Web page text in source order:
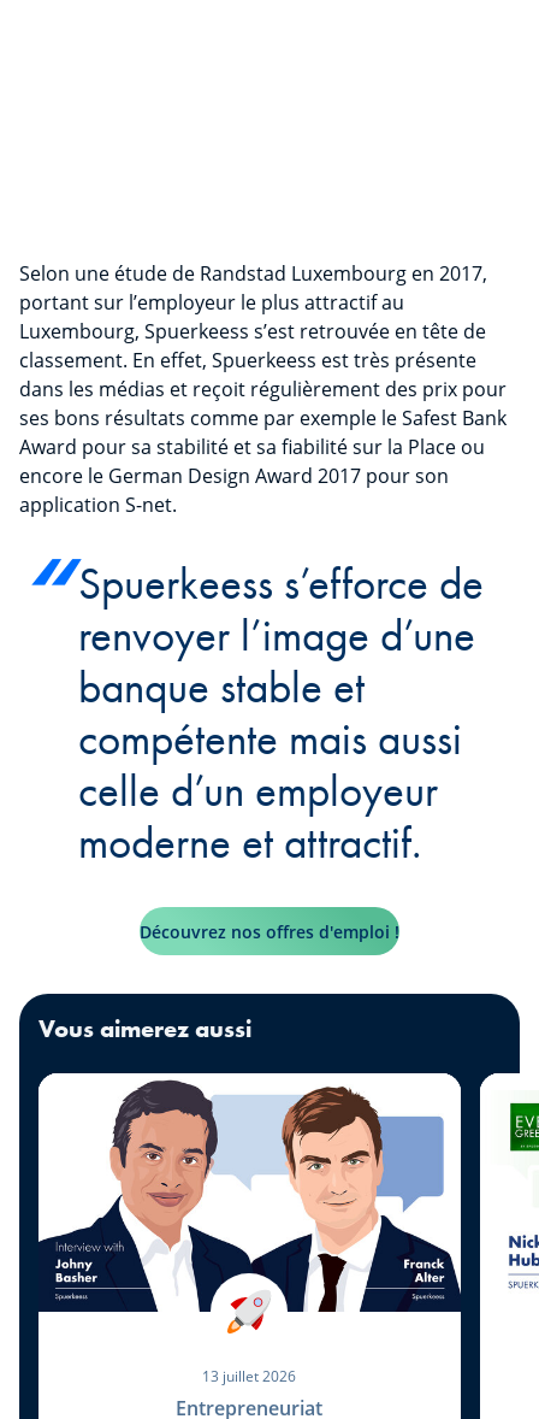
Selon une étude de Randstad Luxembourg en 2017,
portant sur l’employeur le plus attractif au
Luxembourg, Spuerkeess s’est retrouvée en tête de
classement. En effet, Spuerkeess est très présente
dans les médias et reçoit régulièrement des prix pour
ses bons résultats comme par exemple le Safest Bank
Award pour sa stabilité et sa fiabilité sur la Place ou
encore le German Design Award 2017 pour son
application S-net.
Spuerkeess s’efforce de
renvoyer l’image d’une
banque stable et
compétente mais aussi
celle d’un employeur
moderne et attractif.
Découvrez nos offres d'emploi !
Vous aimerez aussi
13 juillet 2026
Entrepreneuriat